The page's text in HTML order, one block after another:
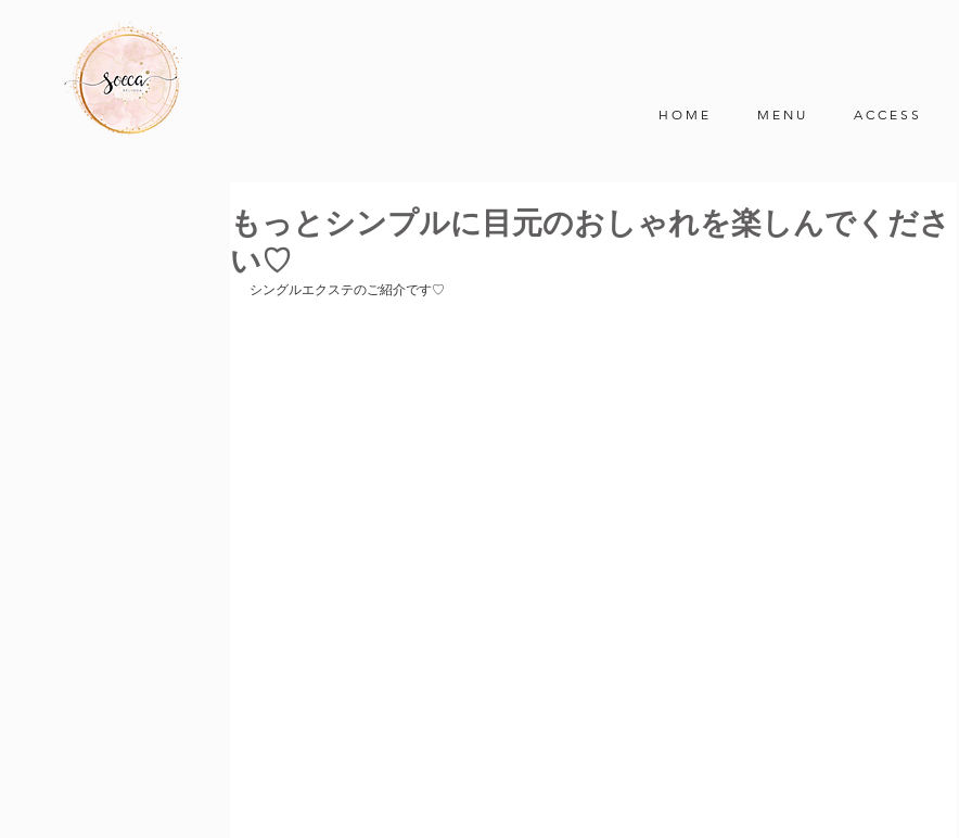
H O M E M E N U A C C E S S
もっとシンプルに目元のおしゃれを楽しんでくださ
い♡
シングルエクステのご紹介です♡